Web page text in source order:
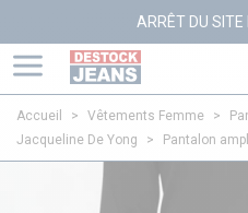
ARRÊT DU SITE E-
Accueil > Vêtements Femme >
Jacqueline De Yong
> Pantalon